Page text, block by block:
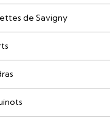
de Savigny